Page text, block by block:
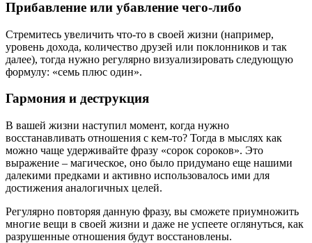
Прибавление или убавление чего-либо
Стремитесь увеличить что-то в своей жизни (например,
уровень дохода, количество друзей или поклонников и так
далее), тогда нужно регулярно визуализировать следующую
формулу: «семь плюс один».
Гармония и деструкция
В вашей жизни наступил момент, когда нужно
восстанавливать отношения с кем-то? Тогда в мыслях как
можно чаще удерживайте фразу «сорок сороков». Это
выражение – магическое, оно было придумано еще нашими
далекими предками и активно использовалось ими для
достижения аналогичных целей.
Регулярно повторяя данную фразу, вы сможете приумножить
многие вещи в своей жизни и даже не успеете оглянуться, как
разрушенные отношения будут восстановлены.